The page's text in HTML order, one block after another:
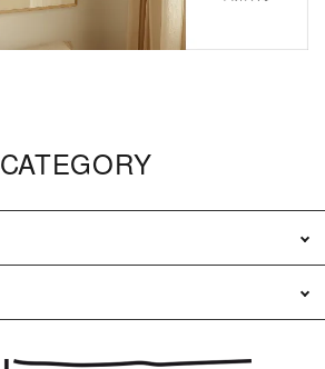
CATEGORY